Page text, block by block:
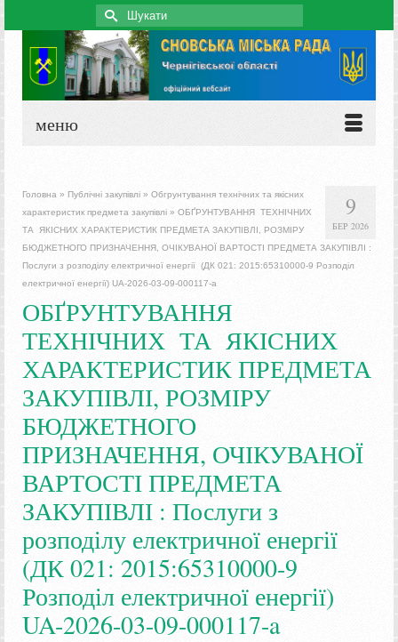
Search
for:
меню
9
БЕР 2026
Головна » Публічні закупівлі » Обгрунтування технічних та якісних
характеристик предмета закупівлі » ОБҐРУНТУВАННЯ ТЕХНІЧНИХ
ТА ЯКІСНИХ ХАРАКТЕРИСТИК ПРЕДМЕТА ЗАКУПІВЛІ, РОЗМІРУ
БЮДЖЕТНОГО ПРИЗНАЧЕННЯ, ОЧІКУВАНОЇ ВАРТОСТІ ПРЕДМЕТА ЗАКУПІВЛІ :
Послуги з розподілу електричної енергії (ДК 021: 2015:65310000-9 Розподіл
електричної енергії) UA-2026-03-09-000117-a
ОБҐРУНТУВАННЯ
ТЕХНІЧНИХ ТА ЯКІСНИХ
ХАРАКТЕРИСТИК ПРЕДМЕТА
ЗАКУПІВЛІ, РОЗМІРУ
БЮДЖЕТНОГО
ПРИЗНАЧЕННЯ, ОЧІКУВАНОЇ
ВАРТОСТІ ПРЕДМЕТА
ЗАКУПІВЛІ : Послуги з
розподілу електричної енергії
(ДК 021: 2015:65310000-9
Розподіл електричної енергії)
UA-2026-03-09-000117-a